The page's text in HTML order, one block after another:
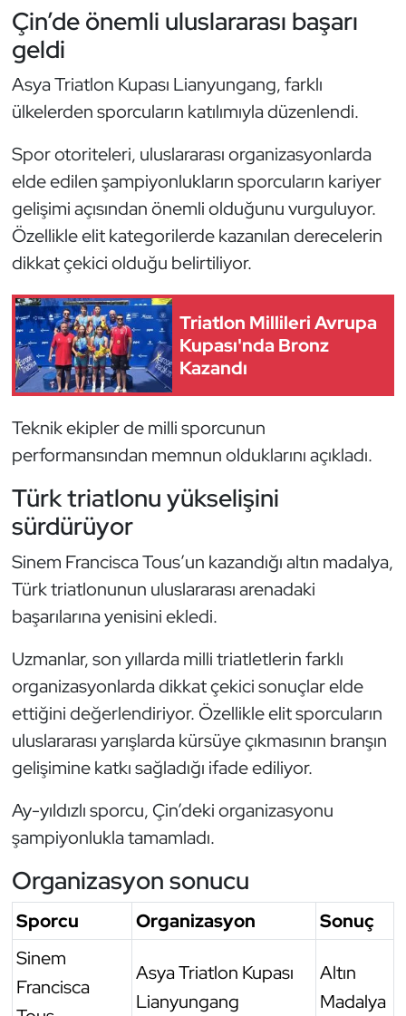
Çin’de önemli uluslararası başarı
geldi
Asya Triatlon Kupası Lianyungang, farklı
ülkelerden sporcuların katılımıyla düzenlendi.
Spor otoriteleri, uluslararası organizasyonlarda
elde edilen şampiyonlukların sporcuların kariyer
gelişimi açısından önemli olduğunu vurguluyor.
Özellikle elit kategorilerde kazanılan derecelerin
dikkat çekici olduğu belirtiliyor.
Triatlon Millileri Avrupa
Kupası'nda Bronz
Kazandı
Teknik ekipler de milli sporcunun
performansından memnun olduklarını açıkladı.
Türk triatlonu yükselişini
sürdürüyor
Sinem Francisca Tous’un kazandığı altın madalya,
Türk triatlonunun uluslararası arenadaki
başarılarına yenisini ekledi.
Uzmanlar, son yıllarda milli triatletlerin farklı
organizasyonlarda dikkat çekici sonuçlar elde
ettiğini değerlendiriyor. Özellikle elit sporcuların
uluslararası yarışlarda kürsüye çıkmasının branşın
gelişimine katkı sağladığı ifade ediliyor.
Ay-yıldızlı sporcu, Çin’deki organizasyonu
şampiyonlukla tamamladı.
Organizasyon sonucu
Sporcu Organizasyon
Sonuç
Sinem
Francisca
Asya Triatlon Kupası
Lianyungang
Altın
Madalya
Judo ve Kuraş
Kano ve Rafting
Kayak
Kempo
Kick Boks
Kürek
Masa Tenisi
Motor Sporları
Muay Thai
Okçuluk
Optimist
Özel Sporcular
Paralimpik
Ragbi
Satranç
Su Topu
Sualtı Sporları
Tekvando